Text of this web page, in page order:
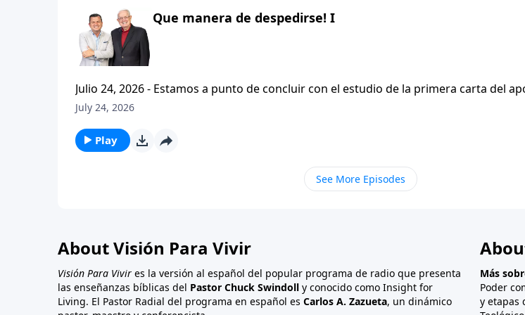
Que manera de despedirse! I
Julio 24, 2026 - Estamos a punto de concluir con el estudio de la primera carta del
tesalonicenses titulado: Cristianismo Contagioso. En este escrito vemos una despedida franca. En lugar de
a sus hijos espirituales con una bendicion que termina siendo el punto mas
July 24, 2026
Play
See More Episodes
About Visión Para Vivir
Visión Para Vivir es la versión al español del popular programa de radio que presenta
las enseñanzas bíblicas del Pastor Chuck Swindoll y conocido como Insight for
Living. El Pastor Radial del programa en español es Carlos A. Zazueta, un dinámico
Más
Poder
y etapas